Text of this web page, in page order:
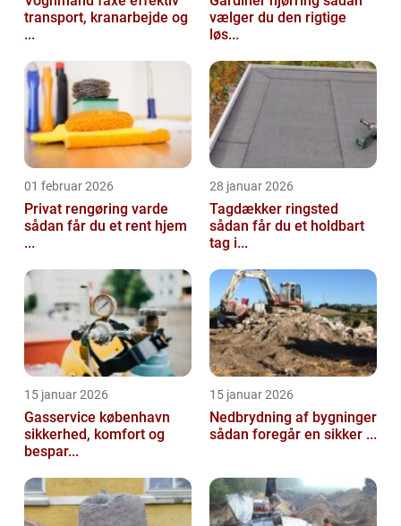
transport, kranarbejde og
...
vælger du den rigtige
løs...
01 februar 2026
Privat rengøring varde
sådan får du et rent hjem
...
28 januar 2026
Tagdækker ringsted
sådan får du et holdbart
tag i...
15 januar 2026
Gasservice københavn
sikkerhed, komfort og
bespar...
15 januar 2026
Nedbrydning af bygninger
sådan foregår en sikker ...